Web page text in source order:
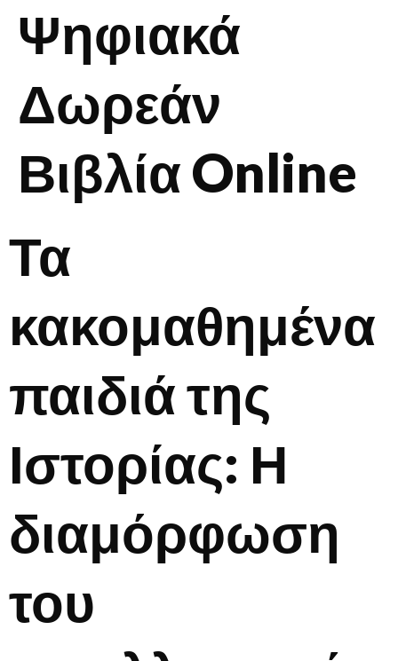
Ψηφιακά
Δωρεάν
Βιβλία Online
Τα
κακομαθημένα
παιδιά της
Ιστορίας: Η
διαμόρφωση
του